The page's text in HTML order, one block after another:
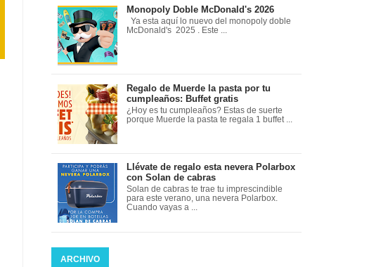
Monopoly Doble McDonald's 2026
Ya esta aquí lo nuevo del monopoly doble
McDonald's 2025 . Este ...
Regalo de Muerde la pasta por tu
cumpleaños: Buffet gratis
¿Hoy es tu cumpleaños? Estas de suerte
porque Muerde la pasta te regala 1 buffet ...
Llévate de regalo esta nevera Polarbox
con Solan de cabras
Solan de cabras te trae tu imprescindible
para este verano, una nevera Polarbox.
Cuando vayas a ...
ARCHIVO